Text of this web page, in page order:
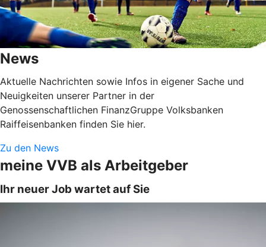
News
Aktuelle Nachrichten sowie Infos in eigener Sache und
Neuigkeiten unserer Partner in der
Genossenschaftlichen FinanzGruppe Volksbanken
Raiffeisenbanken finden Sie hier.
Zu den News
meine VVB als Arbeitgeber
Ihr neuer Job wartet auf Sie